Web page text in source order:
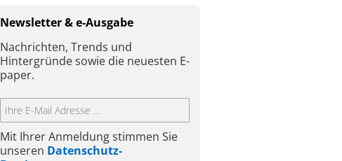
Newsletter & e-Ausgabe
Nachrichten, Trends und
Hintergründe sowie die neuesten E-
paper.
Mit Ihrer Anmeldung stimmen Sie
unseren Datenschutz-